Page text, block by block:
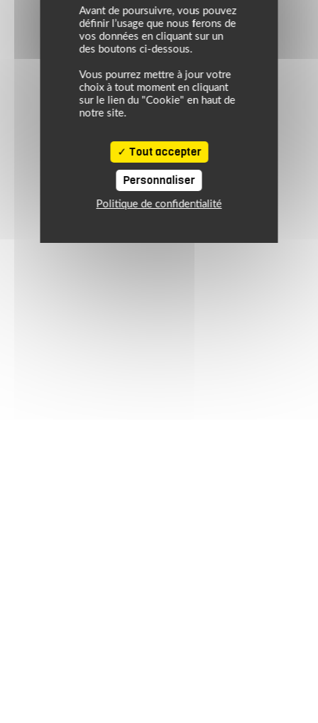
Avant de poursuivre, vous pouvez
définir l’usage que nous ferons de
vos données en cliquant sur un
des boutons ci-dessous.
Vous pourrez mettre à jour votre
choix à tout moment en cliquant
sur le lien du "Cookie" en haut de
notre site.
Tout accepter
Personnaliser
Politique de confidentialité